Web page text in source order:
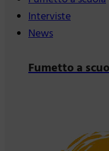
Interviste
News
Fumetto a